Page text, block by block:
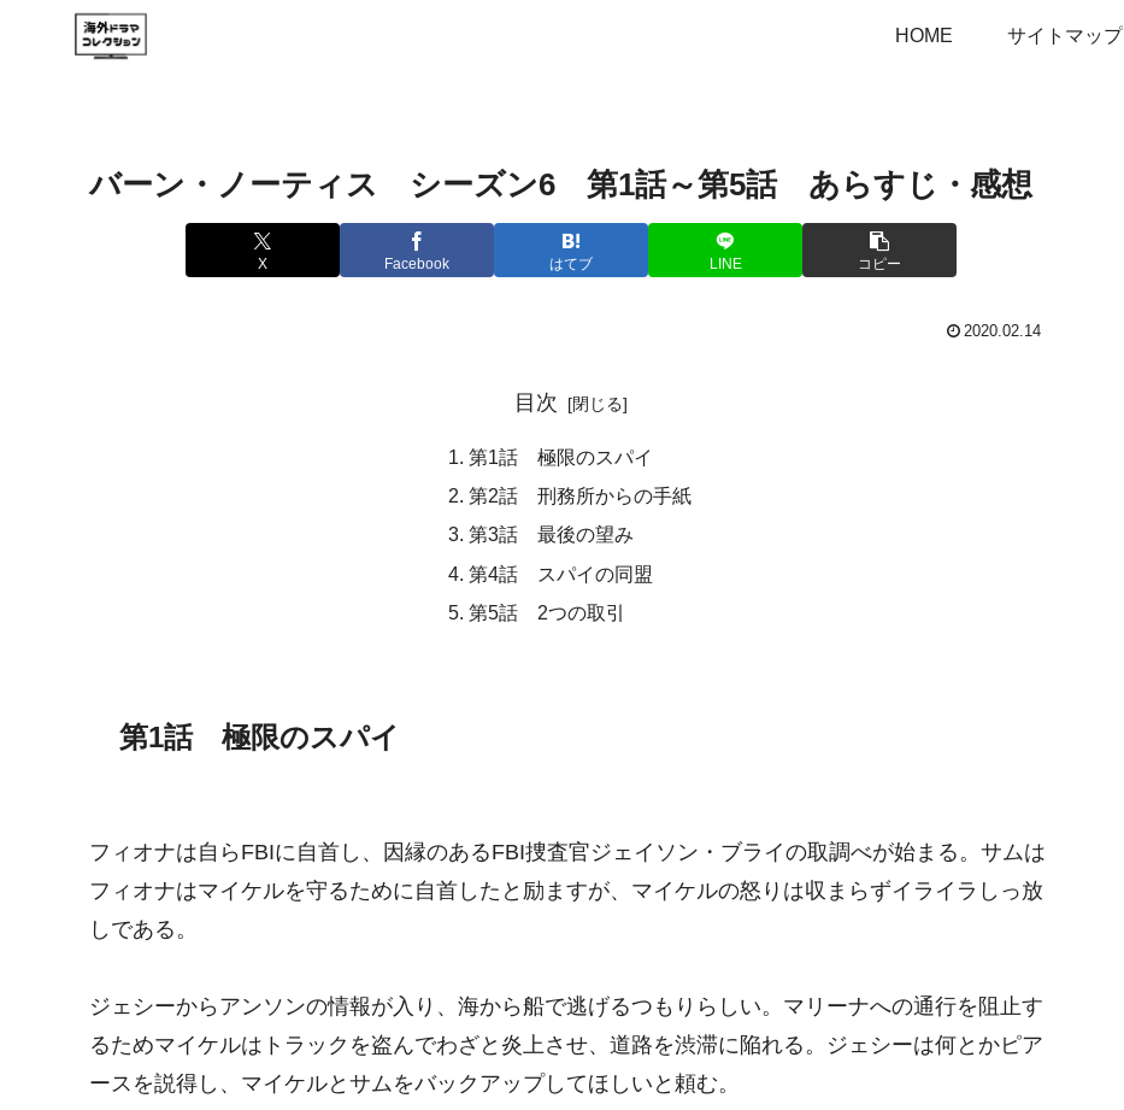
HOME サイトマップ
バーン・ノーティス シーズン6 第1話～第5話 あらすじ・感想
X Facebook はてブ LINE コピー
2020.02.14
目次
第1話 極限のスパイ
第2話 刑務所からの手紙
第3話 最後の望み
第4話 スパイの同盟
第5話 2つの取引
第1話 極限のスパイ
フィオナは自らFBIに自首し、因縁のあるFBI捜査官ジェイソン・ブライの取調べが始まる。サムは
フィオナはマイケルを守るために自首したと励ますが、マイケルの怒りは収まらずイライラしっ放
しである。
ジェシーからアンソンの情報が入り、海から船で逃げるつもりらしい。マリーナへの通行を阻止す
るためマイケルはトラックを盗んでわざと炎上させ、道路を渋滞に陥れる。ジェシーは何とかピア
ースを説得し、マイケルとサムをバックアップしてほしいと頼む。